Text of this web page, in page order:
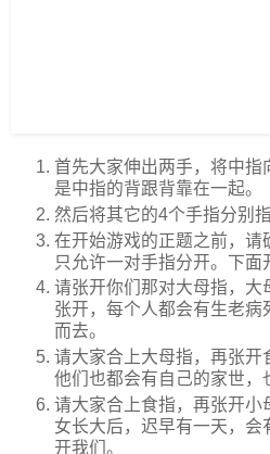
首先大家伸出两手，将中
是中指的背跟背靠在一起。
然后将其它的4个手指分别指
在开始游戏的正题之前，请
只允许一对手指分开。下面
请张开你们那对大母指，大
张开，每个人都会有生老病
而去。
请大家合上大母指，再张开
他们也都会有自己的家世，
请大家合上食指，再张开小
女长大后，迟早有一天，
开我们。